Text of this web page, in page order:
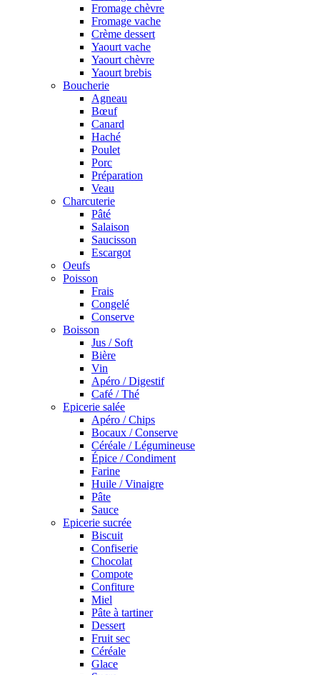
Fromage chèvre
Fromage vache
Crème dessert
Yaourt vache
Yaourt chèvre
Yaourt brebis
Boucherie
Agneau
Bœuf
Canard
Haché
Poulet
Porc
Préparation
Veau
Charcuterie
Pâté
Salaison
Saucisson
Escargot
Oeufs
Poisson
Frais
Congelé
Conserve
Boisson
Jus / Soft
Bière
Vin
Apéro / Digestif
Café / Thé
Epicerie salée
Apéro / Chips
Bocaux / Conserve
Céréale / Légumineuse
Épice / Condiment
Farine
Huile / Vinaigre
Pâte
Sauce
Epicerie sucrée
Biscuit
Confiserie
Chocolat
Compote
Confiture
Miel
Pâte à tartiner
Dessert
Fruit sec
Céréale
Glace